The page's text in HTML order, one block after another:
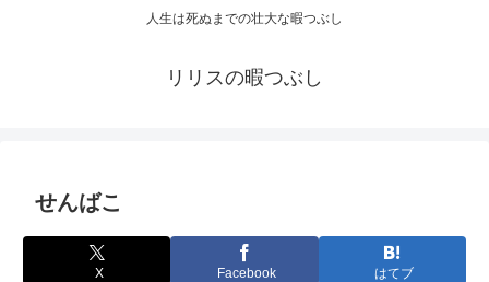
人生は死ぬまでの壮大な暇つぶし
リリスの暇つぶし
せんばこ
X Facebook はてブ